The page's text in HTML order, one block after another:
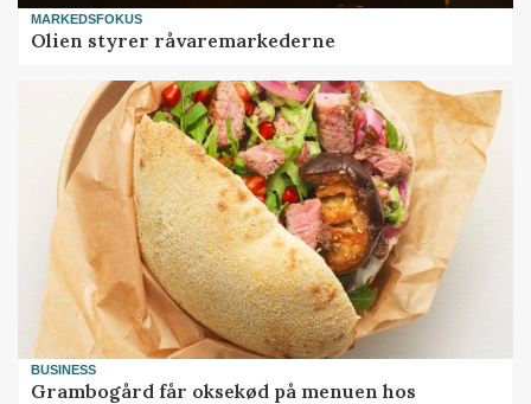
MARKEDSFOKUS
Olien styrer råvaremarkederne
BUSINESS
Grambogård får oksekød på menuen hos